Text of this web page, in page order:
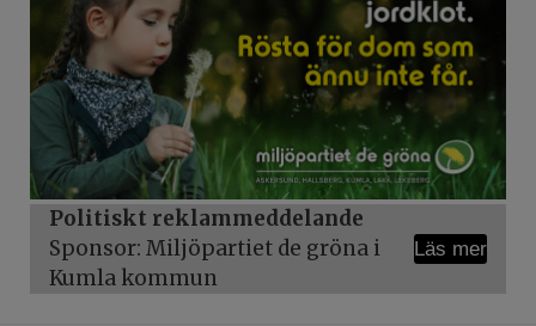
Politiskt reklammeddelande
Sponsor: Miljöpartiet de gröna i
Kumla kommun
Läs mer